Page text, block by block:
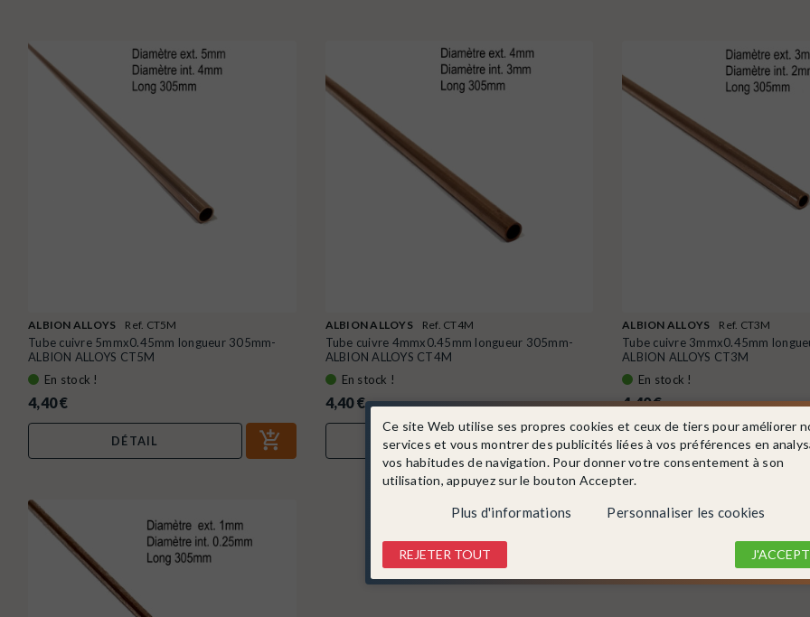
ALBION ALLOYS Ref. CT5M
Tube cuivre 5mmx0.45mm longueur 305mm-
ALBION ALLOYS CT5M
En stock !
4,40 €
DÉTAIL
ALBION ALLOYS Ref. CT4M
Tube cuivre 4mmx0.45mm longueur 305mm-
ALBION ALLOYS CT4M
En stock !
4,40 €
DÉTAIL
ALBION ALLOYS Ref. CT3M
Tube cuivre 3mmx0.45mm
ALBION ALLOYS CT3M
En stock !
4,40 €
DÉTAIL
Ce site Web utilise ses propres cookies et ceux de tiers pour améliorer
services et vous montrer des publicités liées à vos préférences en
vos habitudes de navigation. Pour donner votre consentement à son
utilisation, appuyez sur le bouton Accepter.
Plus d'informations Personnaliser les cookies
REJETER TOUT